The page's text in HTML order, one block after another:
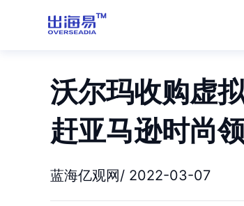
沃尔玛收购虚
赶亚马逊时尚
蓝海亿观网/ 2022-03-07